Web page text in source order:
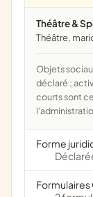
Théâtre &
théâtre,
Objets sociaux attribués par l'administration d'après l'objet
déclaré ;
courts sont
Forme
Formulaires